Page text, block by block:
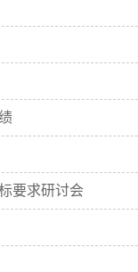
要求研讨会